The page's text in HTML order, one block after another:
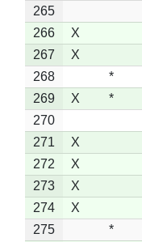
265
266
X
267
X
268
*
269
X *
270
271
X
272
X
273
X
274
X
275
*